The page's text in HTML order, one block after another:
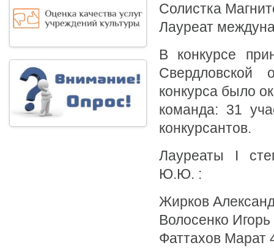
Солистка
Лауреат
В конкурсе
Свердловской
конкурса было
команда: 31
конкурсантов.
Лауреаты I
Ю.Ю. :
Жирков
Волосенко
Фаттахов Марат